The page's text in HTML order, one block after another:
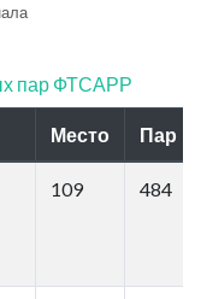
пар ФТСАРР
Место Пар
109 484